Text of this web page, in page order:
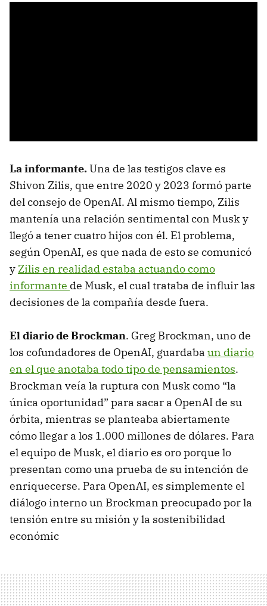
La informante.Una de las testigos clave es
Shivon Zilis, que entre 2020 y 2023 formó parte
del consejo de OpenAI. Al mismo tiempo, Zilis
mantenía una relación sentimental con Musk y
llegó a tener cuatro hijos con él. El problema,
según OpenAI, es que nada de esto se comunicó
y Zilis en realidad estaba actuando como
informante de Musk, el cual trataba de influir las
decisiones de la compañía desde fuera.
El diario de Brockman. Greg Brockman, uno de
los cofundadores de OpenAI, guardaba un diario
en el que anotaba todo tipo de pensamientos.
Brockman veía la ruptura con Musk como “la
única oportunidad” para sacar a OpenAI de su
órbita, mientras se planteaba abiertamente
cómo llegar a los 1.000 millones de dólares. Para
el equipo de Musk, el diario es oro porque lo
presentan como una prueba de su intención de
enriquecerse. Para OpenAI, es simplemente el
diálogo interno un Brockman preocupado por la
tensión entre su misión y la sostenibilidad
económic